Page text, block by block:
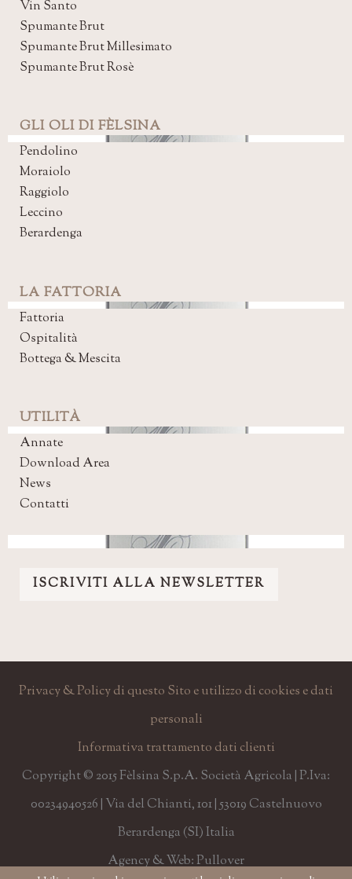
Vin Santo
Spumante Brut
Spumante Brut Millesimato
Spumante Brut Rosè
GLI OLI DI FÈLSINA
Pendolino
Moraiolo
Raggiolo
Leccino
Berardenga
LA FATTORIA
Fattoria
Ospitalità
Bottega & Mescita
UTILITÀ
Annate
Download Area
News
Contatti
ISCRIVITI ALLA NEWSLETTER
Privacy & Policy di questo Sito e utilizzo di cookies e dati
personali
Informativa trattamento dati clienti
Copyright © 2015 Fèlsina S.p.A. Società Agricola | P.Iva:
00234940526 | Via del Chianti, 101 | 53019 Castelnuovo
Berardenga (SI) Italia
Agency & Web: Pullover